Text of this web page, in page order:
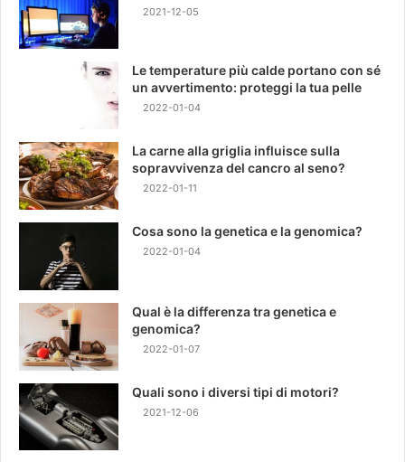
2021-12-05
Le temperature più calde portano con sé
un avvertimento: proteggi la tua pelle
2022-01-04
La carne alla griglia influisce sulla
sopravvivenza del cancro al seno?
2022-01-11
Cosa sono la genetica e la genomica?
2022-01-04
Qual è la differenza tra genetica e
genomica?
2022-01-07
Quali sono i diversi tipi di motori?
2021-12-06